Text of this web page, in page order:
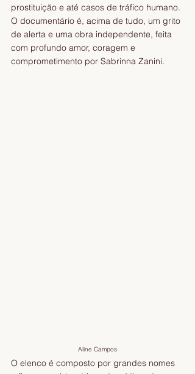
prostituição e até casos de tráfico humano.
O documentário é, acima de tudo, um grito
de alerta e uma obra independente, feita
com profundo amor, coragem e
comprometimento por Sabrinna Zanini.
Aline Campos
O elenco é composto por grandes nomes